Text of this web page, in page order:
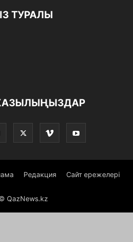
ТУРАЛЫ
Редакция Сайт ережелері
QazNews.kz